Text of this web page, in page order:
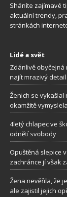
Sháníte zajímavé
aktuální trendy,
stránkách
Lidé a svět
Zdánlivě
najít mrazivý detail
Ženich se
okamžitě
4letý chlapec ve
odnětí svobody
Opuštěná slepice
zachránce jí však
Žena nevěřila, že
ale zajistil jejich